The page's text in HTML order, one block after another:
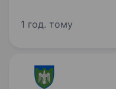
в кожній бригаді
1 год. тому